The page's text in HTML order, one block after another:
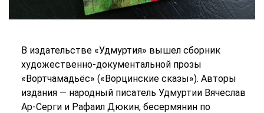
В издательстве «Удмуртия» вышел сборник
художественно-документальной прозы
«Вортчамадьёс» («Ворцинские сказы»). Авторы
издания — народный писатель Удмуртии Вячеслав
Ар-Серги и Рафаил Дюкин, бесермянин по